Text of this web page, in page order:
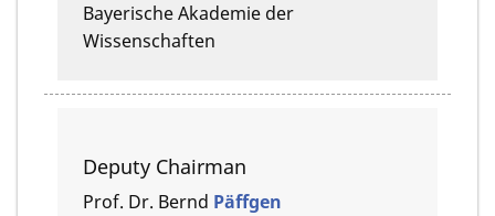
Bayerische Akademie der
Wissenschaften
Deputy Chairman
Prof. Dr. Bernd Päffgen